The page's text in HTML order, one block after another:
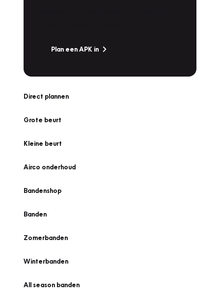
Plan een APK in
Direct plannen
Grote beurt
Kleine beurt
Airco onderhoud
Bandenshop
Banden
Zomerbanden
Winterbanden
All season banden